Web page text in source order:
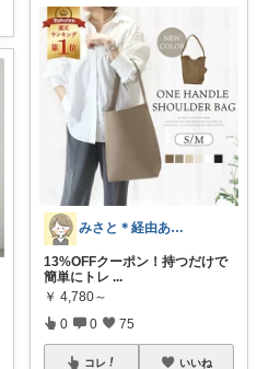
みさと＊経由ありがとうございます🧡
13%OFFクーポン！持つだけで
簡単にトレ ...
￥ 4,780～
0 0 75
コレ いいね